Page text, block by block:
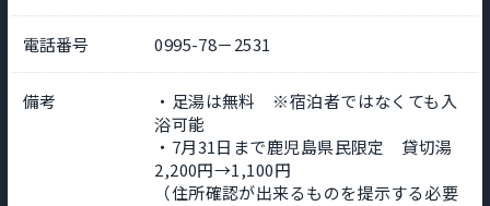
電話番号 0995-78－2531
備考
・足湯は無料 ※宿泊者ではなくても入
浴可能
・7月31日まで鹿児島県民限定 貸切湯
2,200円→1,100円
（住所確認が出来るものを提示する必要